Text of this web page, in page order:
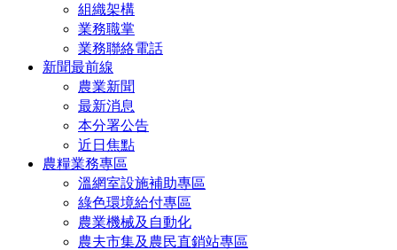
組織架構
業務職掌
業務聯絡電話
新聞最前線
農業新聞
最新消息
本分署公告
近日焦點
農糧業務專區
溫網室設施補助專區
綠色環境給付專區
農業機械及自動化
農夫市集及農民直銷站專區